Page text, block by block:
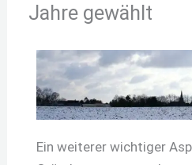
Jahre gewählt
Ein weiterer wichtiger